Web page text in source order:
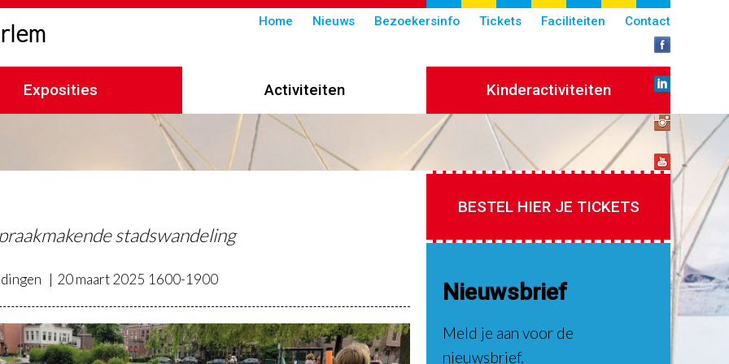
Submenu
header
Home Nieuws Bezoekersinfo Tickets Faciliteiten Contact
Exposities Activiteiten Kinderactiviteiten
stadswandeling
20 maart 2025 1600-1900
BESTEL HIER JE TICKETS
Nieuwsbrief
Meld je aan voor de
nieuwsbrief.